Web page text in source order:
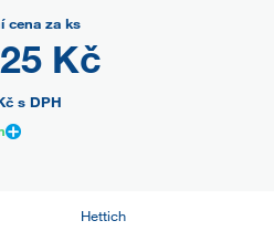
cena za ks
Kč
s DPH
Hettich